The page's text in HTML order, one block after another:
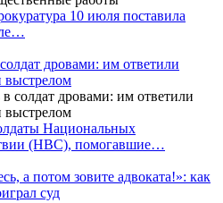
10 июля поставила
дровами: им ответили
выстрелом
Национальных
(НВС), помогавшие…
а потом зовите адвоката!»: как
суд